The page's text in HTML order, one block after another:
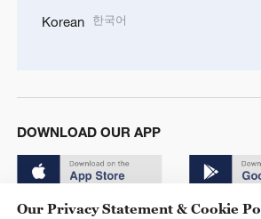
Korean 한국어
DOWNLOAD OUR APP
Our Privacy Statement & Cookie